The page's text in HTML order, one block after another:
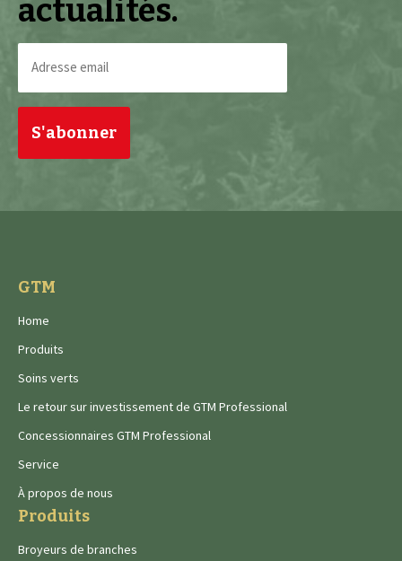
actualités.
email
GTM
Home
Produits
Soins verts
Le retour sur investissement de GTM Professional
Concessionnaires GTM Professional
Service
À propos de nous
Produits
Broyeurs de branches